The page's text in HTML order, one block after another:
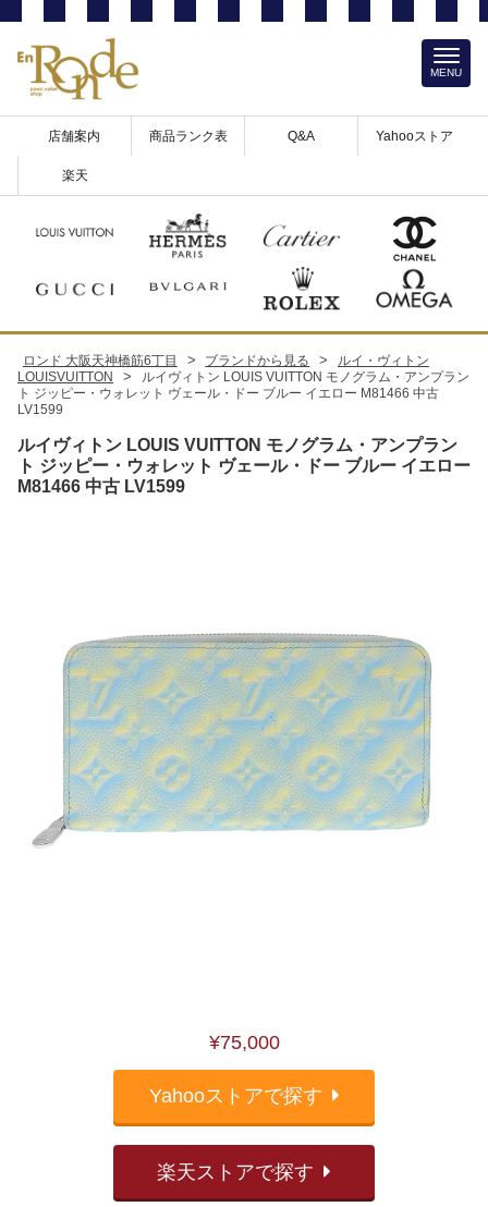
店舗案内 商品ランク表 Q&A Yahooストア
楽天
MENU
ロンド 大阪天神橋筋6丁目 > ブランドから見る >
ルイ・ヴィトン
LOUISVUITTON
>
ルイヴィトン LOUIS VUITTON モノグラム・アンプラン
ト ジッピー・ウォレット ヴェール・ドー ブルー イエロー M81466 中古
LV1599
ルイヴィトン LOUIS VUITTON モノグラム・アンプラン
ト ジッピー・ウォレット ヴェール・ドー ブルー イエロー
M81466 中古 LV1599
¥75,000
Yahooストアで探す
楽天ストアで探す